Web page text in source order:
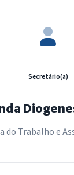
Secretário(a)
do Trabalho e